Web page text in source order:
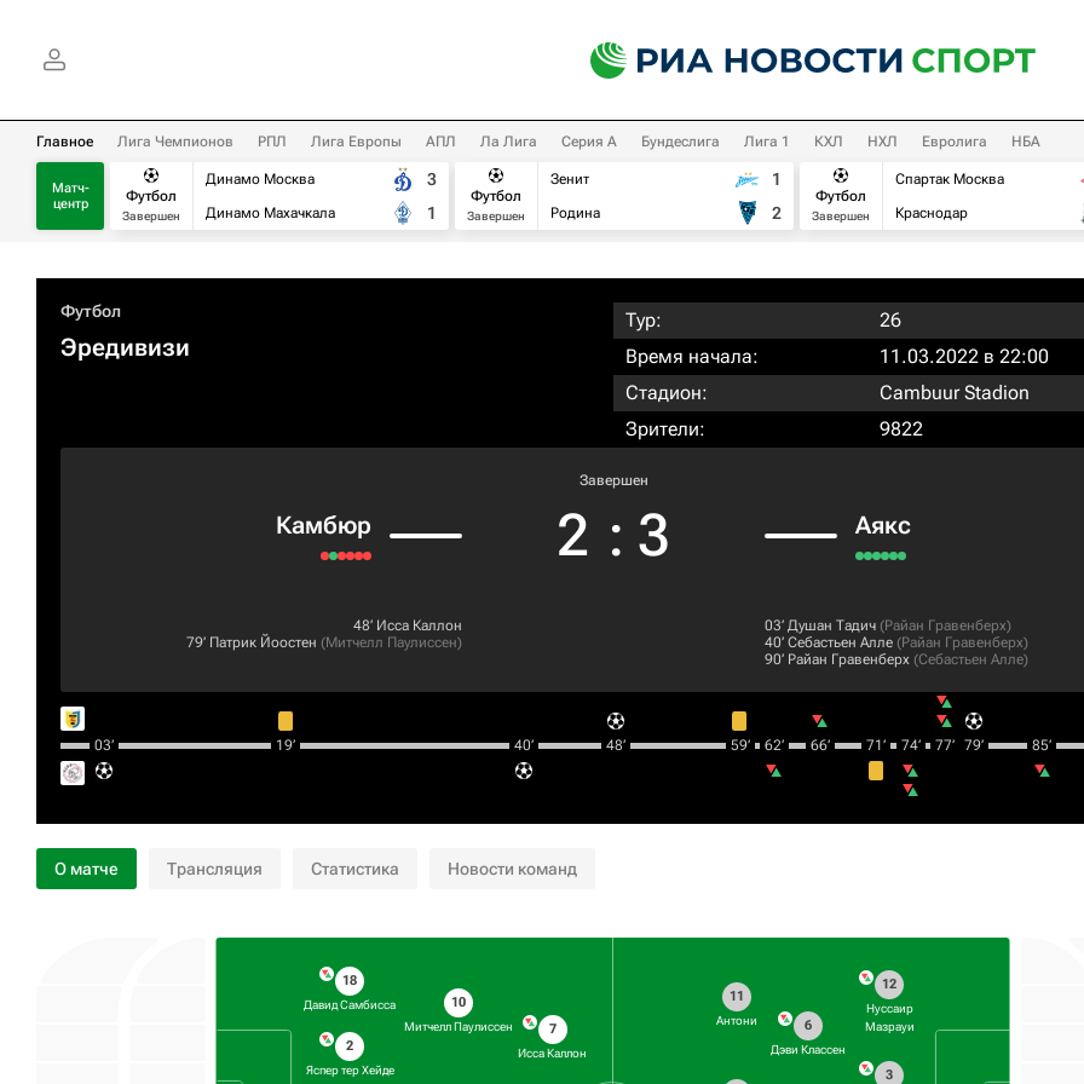
Главное Лига Чемпионов РПЛ Лига Европы АПЛ Ла Лига Серия А Бундеслига Лига 1 КХЛ НХЛ Евролига НБА
Матч-
центр
Футбол
Завершен
Динамо Москва
Динамо Махачкала
3
1
Футбол
Завершен
Зенит
Родина
1
2
Футбол
Завершен
Спартак Москва
Краснодар
Футбол
Эредивизи
Тур:
26
Время начала:
11.03.2022 в 22:00
Стадион:
Cambuur Stadion
Зрители:
9822
Камбюр
Завершен
2 : 3 Аякс
48‎’‎ Исса Каллон
79‎’‎ Патрик Йоостен (Митчелл Паулиссен)
03‎’‎ Душан Тадич (Райан Гравенберх)
40‎’‎ Себастьен Алле (Райан Гравенберх)
90‎’‎ Райан Гравенберх (Себастьен Алле)
03‎’‎ 19‎’‎ 40‎’‎ 48‎’‎ 59‎’‎ 62‎’‎ 66‎’‎ 71‎’‎ 74‎’‎ 77‎’‎ 79‎’‎ 85‎’‎
О матче Трансляция Статистика Новости команд
18
Давид Самбисса
2
Яспер тер Хейде
10
Митчелл Паулиссен 7
Исса Каллон
12
Нуссаир
Мазрауи
3
6
Дэви Классен
11
Антони